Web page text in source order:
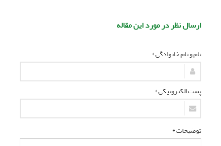
ارسال نظر در مورد این مقاله
نام و نام خانوادگی *
پست الکترونیکی *
توضیحات *